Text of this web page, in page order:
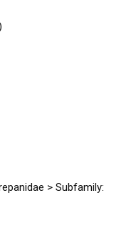
idae > Subfamily: